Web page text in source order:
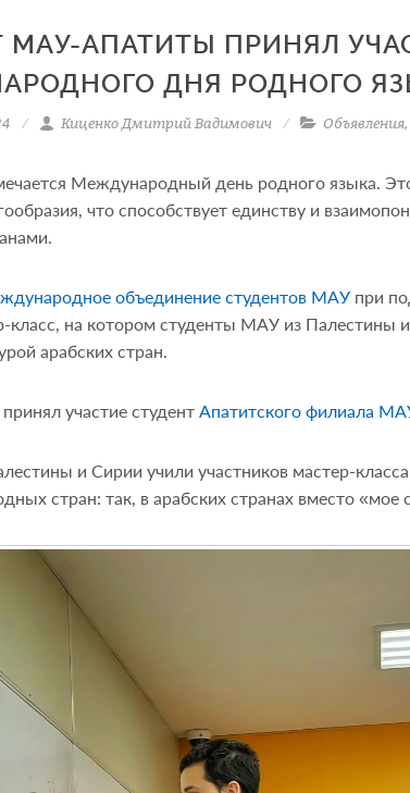
МАУ-АПАТИТЫ ПРИНЯЛ
ДНЯ РОДНОГО
Киценко Дмитрий Вадимович Объявления,
Международный день родного языка.
что способствует единству и
объединение студентов МАУ при
класс, на котором студенты МАУ из Палестины
арабских стран.
участие студент Апатитского филиала
и Сирии учили участников мастер-
стран: так, в арабских странах вместо